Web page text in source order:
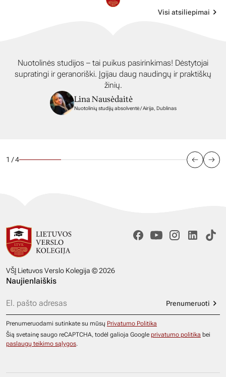
Visi atsiliepimai
Nuotolinės studijos – tai puikus pasirinkimas! Dėstytojai
supratingi ir geranoriški. Įgijau daug naudingų ir praktiškų
žinių.
Lina Nausėdaitė
Nuotolinių studijų absolventė / Airija, Dublinas
1 / 4
VŠĮ Lietuvos Verslo Kolegija © 2026
Naujienlaiškis
Prenumeruoti
Prenumeruodami sutinkate su mūsų Privatumo Politika
Šią svetainę saugo reCAPTCHA, todėl galioja Google privatumo politika bei
paslaugų teikimo sąlygos.